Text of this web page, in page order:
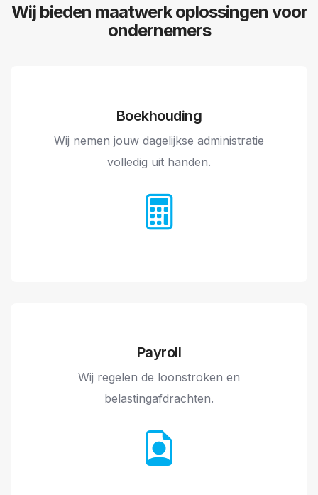
Wij bieden maatwerk oplossingen voor
ondernemers
Boekhouding
Wij nemen jouw dagelijkse administratie
volledig uit handen.
Payroll
Wij regelen de loonstroken en
belastingafdrachten.